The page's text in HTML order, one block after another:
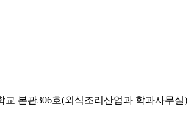
교 본관306호(외식조리산업과 학과사무실)